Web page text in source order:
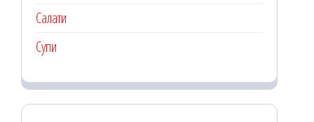
Салати
Супи